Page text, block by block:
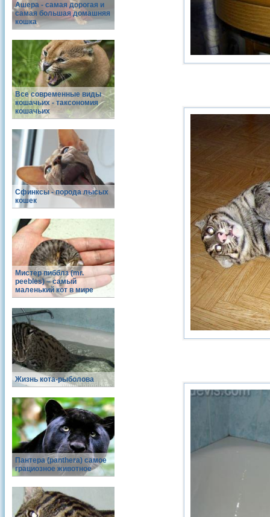
Ашера - самая дорогая и
самая большая домашняя
кошка
Все современные виды
кошачьих - таксономия
кошачьих
Сфинксы - порода лысых
кошек
Мистер пибблз (mr.
peebles) – самый
маленький кот в мире
Жизнь кота-рыболова
Пантера (panthera) самое
грациозное животное